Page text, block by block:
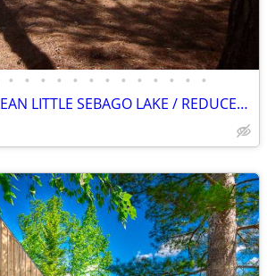
• • • • • • • • • • • • •
PRIVATE,QUIET,CLEAN LITTLE SEBAGO LAKE / REDUCED SEPT REMAINING